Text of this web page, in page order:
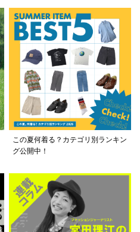
この夏何着る？カテゴリ別ランキン
グ公開中！